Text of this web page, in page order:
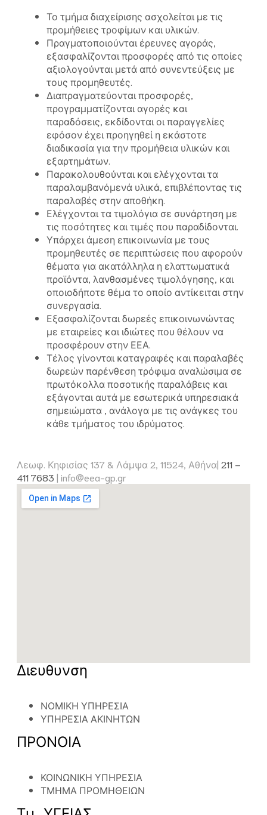
Το τμήμα διαχείρισης ασχολείται με τις
προμήθειες τροφίμων και υλικών.
Πραγματοποιούνται έρευνες αγοράς,
εξασφαλίζονται προσφορές από τις οποίες
αξιολογούνται μετά από συνεντεύξεις με
τους προμηθευτές.
Διαπραγματεύονται προσφορές,
προγραμματίζονται αγορές και
παραδόσεις, εκδίδονται οι παραγγελίες
εφόσον έχει προηγηθεί η εκάστοτε
διαδικασία για την προμήθεια υλικών και
εξαρτημάτων.
Παρακολουθούνται και ελέγχονται τα
παραλαμβανόμενά υλικά, επιβλέποντας τις
παραλαβές στην αποθήκη.
Ελέγχονται τα τιμολόγια σε συνάρτηση με
τις ποσότητες και τιμές που παραδίδονται.
Υπάρχει άμεση επικοινωνία με τους
προμηθευτές σε περιπτώσεις που αφορούν
θέματα για ακατάλληλα η ελαττωματικά
προϊόντα, λανθασμένες τιμολόγησης, και
οποιοδήποτε θέμα το οποίο αντίκειται στην
συνεργασία.
Εξασφαλίζονται δωρεές επικοινωνώντας
με εταιρείες και ιδιώτες που θέλουν να
προσφέρουν στην ΕΕΑ.
Τέλος γίνονται καταγραφές και παραλαβές
δωρεών παρένθεση τρόφιμα αναλώσιμα σε
πρωτόκολλα ποσοτικής παραλάβεις και
εξάγονται αυτά με εσωτερικά υπηρεσιακά
σημειώματα , ανάλογα με τις ανάγκες του
κάθε τμήματος του ιδρύματος.
Λεωφ. Κηφισίας 137 & Λάμψα 2, 11524, Αθήνα| 211 –
411 7683 | info@eea-gp.gr
Διευθυνση
ΝΟΜΙΚΗ ΥΠΗΡΕΣΙΑ
ΥΠΗΡΕΣΙΑ ΑΚΙΝΗΤΩΝ
ΠΡΟΝΟΙΑ
ΚΟΙΝΩΝΙΚΗ ΥΠΗΡΕΣΙΑ
ΤΜΗΜΑ ΠΡΟΜΗΘΕΙΩΝ